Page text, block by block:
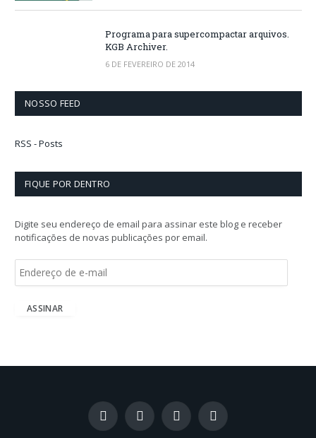
Programa para supercompactar arquivos.
KGB Archiver.
6 DE FEVEREIRO DE 2014
NOSSO FEED
RSS - Posts
FIQUE POR DENTRO
Digite seu endereço de email para assinar este blog e receber
notificações de novas publicações por email.
ASSINAR
Facebook
X
(Twitter)
InstagramLinkedIn